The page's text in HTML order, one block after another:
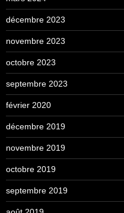
décembre 2023
novembre 2023
octobre 2023
septembre 2023
février 2020
décembre 2019
novembre 2019
octobre 2019
septembre 2019